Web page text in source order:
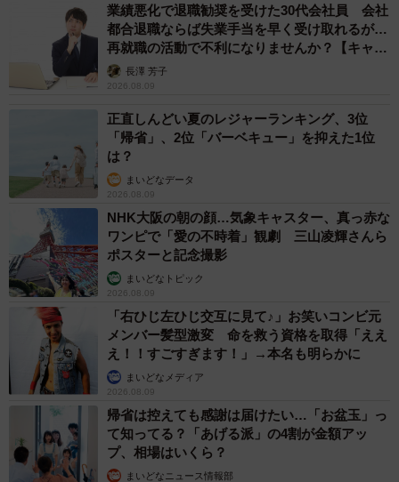
業績悪化で退職勧奨を受けた30代会社員 会社
都合退職ならば失業手当を早く受け取れるが…
再就職の活動で不利になりませんか？【キャリ
アカウンセラーが解説】
長澤 芳子
2026.08.09
正直しんどい夏のレジャーランキング、3位
「帰省」、2位「バーベキュー」を抑えた1位
は？
まいどなデータ
2026.08.09
NHK大阪の朝の顔…気象キャスター、真っ赤な
ワンピで「愛の不時着」観劇 三山凌輝さんら
ポスターと記念撮影
まいどなトピック
2026.08.09
「右ひじ左ひじ交互に見て♪」お笑いコンビ元
メンバー髪型激変 命を救う資格を取得「ええ
え！！すごすぎます！」→本名も明らかに
まいどなメディア
2026.08.09
帰省は控えても感謝は届けたい…「お盆玉」っ
て知ってる？「あげる派」の4割が金額アッ
プ、相場はいくら？
まいどなニュース情報部